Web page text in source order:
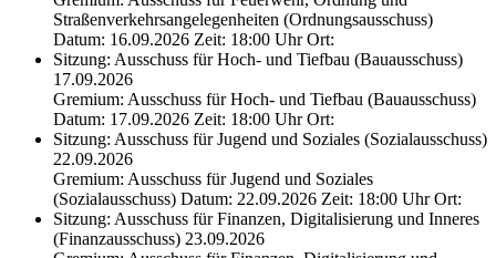
Straßenverkehrsangelegenheiten (Ordnungsausschuss)
Datum: 16.09.2026 Zeit: 18:00 Uhr Ort:
Sitzung: Ausschuss für Hoch- und Tiefbau (Bauausschuss)
17.09.2026
Gremium: Ausschuss für Hoch- und Tiefbau (Bauausschuss)
Datum: 17.09.2026 Zeit: 18:00 Uhr Ort:
Sitzung: Ausschuss für Jugend und Soziales (Sozialausschuss)
22.09.2026
Gremium: Ausschuss für Jugend und Soziales
(Sozialausschuss) Datum: 22.09.2026 Zeit: 18:00 Uhr Ort:
Sitzung: Ausschuss für Finanzen, Digitalisierung und Inneres
(Finanzausschuss) 23.09.2026